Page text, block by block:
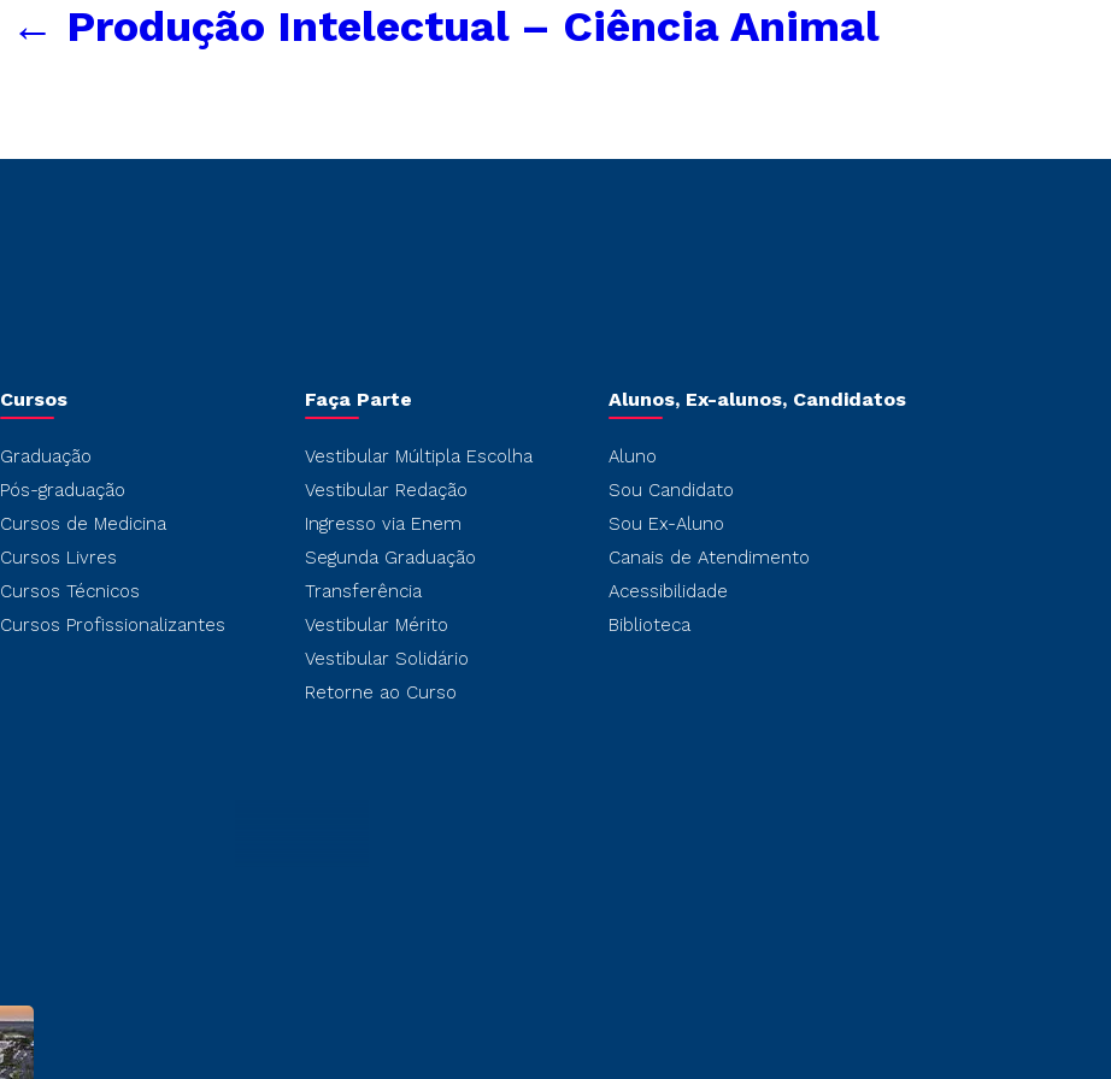
← Produção Intelectual – Ciência Animal
Cursos
Graduação
Pós-graduação
Cursos de Medicina
Cursos Livres
Cursos Técnicos
Cursos Profissionalizantes
Faça Parte
Vestibular Múltipla Escolha
Vestibular Redação
Ingresso via Enem
Segunda Graduação
Transferência
Vestibular Mérito
Vestibular Solidário
Retorne ao Curso
Alunos, Ex-alunos, Candidatos
Aluno
Sou Candidato
Sou Ex-Aluno
Canais de Atendimento
Acessibilidade
Biblioteca